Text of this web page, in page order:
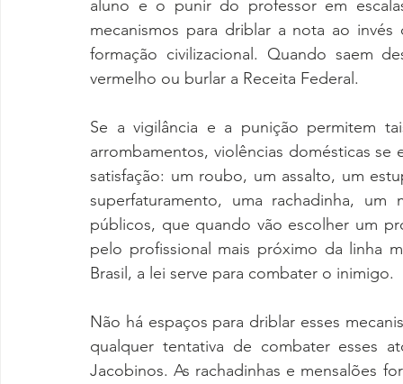
aluno e o punir do professor em
mecanismos para driblar a nota ao
formação civilizacional. Quando saem
vermelho ou burlar a Receita Federal.
Se a vigilância e a punição permitem
arrombamentos, violências domésticas
satisfação: um roubo, um assalto, um
superfaturamento, uma rachadinha,
públicos, que quando vão escolher um
pelo profissional mais próximo da linha
Brasil, a lei serve para combater o inimigo.
Não há espaços para driblar esses
qualquer tentativa de combater esses
Jacobinos. As rachadinhas e mensalões